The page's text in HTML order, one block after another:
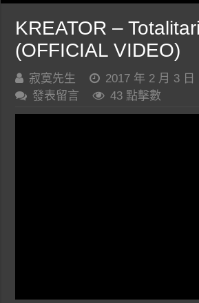
KREATOR –
(OFFICIAL VIDEO)
寂寞先生 2017 年 2 月 3 日
發表留言
43 點擊數